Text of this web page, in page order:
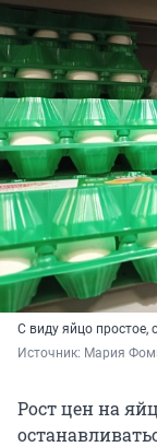
С виду яйцо простое,
Источник: Мария
Рост цен на